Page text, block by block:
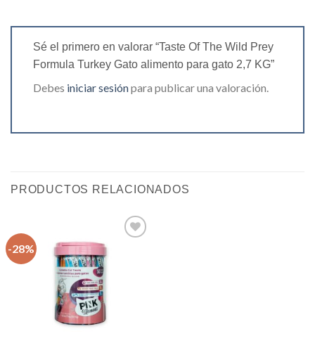
Sé el primero en valorar “Taste Of The Wild Prey
Formula Turkey Gato alimento para gato 2,7 KG”
Debes iniciar sesiónpara publicar una valoración.
PRODUCTOS RELACIONADOS
-28%